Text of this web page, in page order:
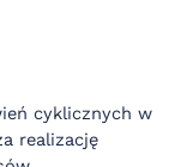
cyklicznych w
realizację